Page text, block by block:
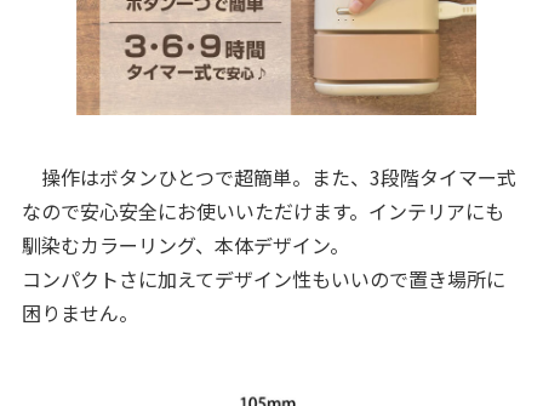
操作はボタンひとつで超簡単。また、3段階タイマー式
なので安心安全にお使いいただけます。インテリアにも
馴染むカラーリング、本体デザイン。
コンパクトさに加えてデザイン性もいいので置き場所に
困りません。